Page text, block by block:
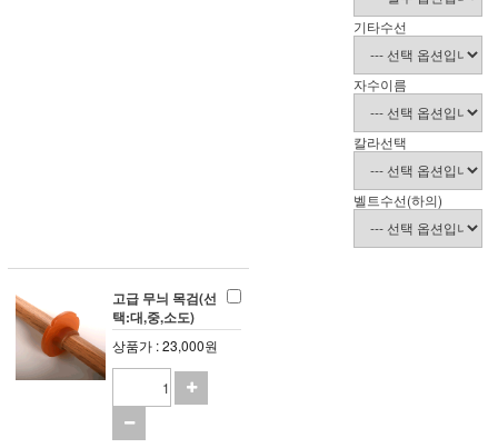
기타수선
자수이름
칼라선택
벨트수선(하의)
고급 무늬 목검(선
택:대,중,소도)
상품가 : 23,000원